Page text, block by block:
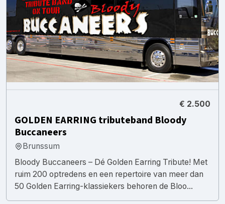
€ 2.500
GOLDEN EARRING tributeband Bloody
Buccaneers
Brunssum
Bloody Buccaneers – Dé Golden Earring Tribute! Met
ruim 200 optredens en een repertoire van meer dan
50 Golden Earring-klassiekers behoren de Bloo...